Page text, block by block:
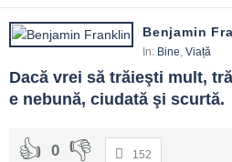
Nu. Măsoară efectul: a ajutat sau a
și feedback; ajustează. Intenția fără
Cum educ copiii pentru
Prin exemplu constant, ritualuri de
învață făcând.
Benjamin
In: Bine, Viață
Dacă vrei să trăieşti mult,
e nebună, ciudată şi scurtă.
0 152